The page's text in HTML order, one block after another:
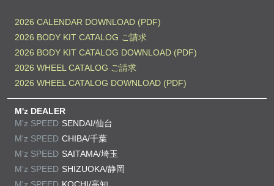
2026 CALENDAR DOWNLOAD (PDF)
2026 BODY KIT CATALOG ご請求
2026 BODY KIT CATALOG DOWNLOAD (PDF)
2026 WHEEL CATALOG ご請求
2026 WHEEL CATALOG DOWNLOAD (PDF)
M'z DEALER
M'z SPEED SENDAI/仙台
M'z SPEED CHIBA/千葉
M'z SPEED SAITAMA/埼玉
M'z SPEED SHIZUOKA/静岡